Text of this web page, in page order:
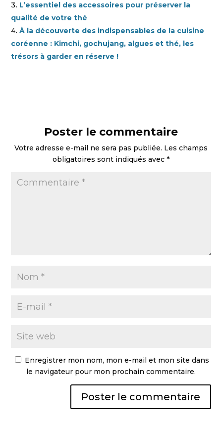
L’essentiel des accessoires pour préserver la
qualité de votre thé
À la découverte des indispensables de la cuisine
coréenne : Kimchi, gochujang, algues et thé, les
trésors à garder en réserve !
Poster le commentaire
Votre adresse e-mail ne sera pas publiée. Les champs
obligatoires sont indiqués avec *
Enregistrer mon nom, mon e-mail et mon site dans
le navigateur pour mon prochain commentaire.